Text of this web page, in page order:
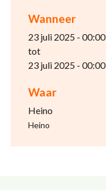
Wanneer
23 juli 2025 - 00:00
tot
23 juli 2025 - 00:00
Waar
Heino
Heino